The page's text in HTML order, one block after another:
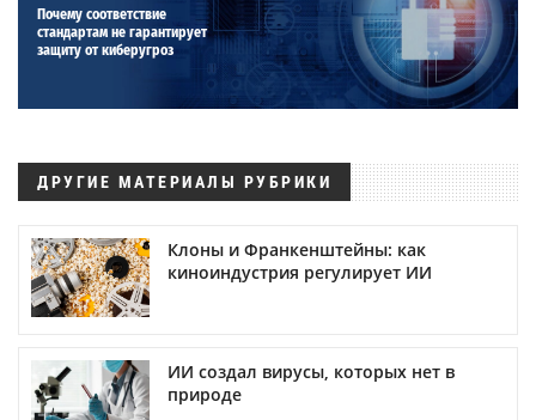
Почему соответствие
стандартам не гарантирует
защиту от киберугроз
ДРУГИЕ МАТЕРИАЛЫ РУБРИКИ
Клоны и Франкенштейны: как
киноиндустрия регулирует ИИ
ИИ создал вирусы, которых нет в
природе